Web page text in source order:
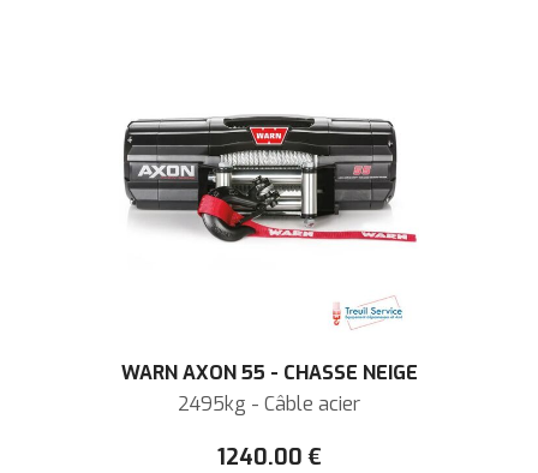
WARN AXON 55 - CHASSE NEIGE
2495kg - Câble acier
1240.00 €